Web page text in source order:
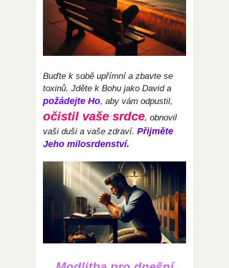
Buďte k sobě upřímní a zbavte se
toxinů. Jděte k Bohu jako David a
požádejte Ho, aby vám odpustil,
očistil vaše srdce, obnovil
vaši duši a vaše zdraví. Přijměte
Jeho milosrdenství.